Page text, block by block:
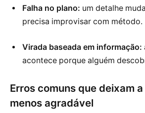
Falha no plano: um detalhe
precisa improvisar com método.
Virada baseada em informação:
acontece porque alguém
Erros comuns que deixam
menos agradável